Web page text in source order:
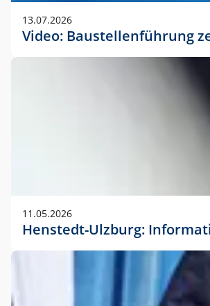
13.07.2026
Video: Baustellenführung
11.05.2026
Henstedt-Ulzburg: